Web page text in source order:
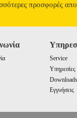
προσφορές
Service
Υπηρεσίες
Downloads
Εγγυήσεις